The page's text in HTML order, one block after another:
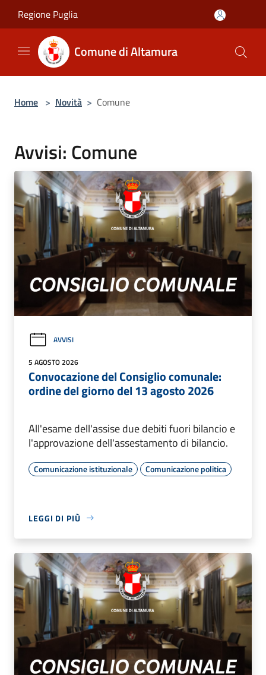
Regione Puglia
Comune di Altamura
Home > Novità > Comune
Avvisi: Comune
AVVISI
5 AGOSTO 2026
Convocazione del Consiglio comunale:
ordine del giorno del 13 agosto 2026
All'esame dell'assise due debiti fuori bilancio e
l'approvazione dell'assestamento di bilancio.
Comunicazione istituzionale Comunicazione politica
LEGGI DI PIÙ